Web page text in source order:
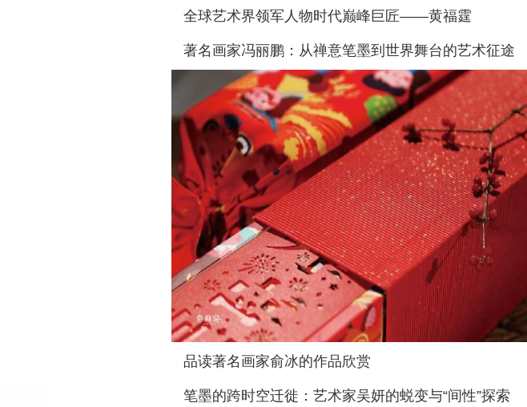
全球艺术界领军人物时代巅峰巨匠——黄福霆
著名画家冯丽鹏：从禅意笔墨到世界舞台的艺术征途
品读著名画家俞冰的作品欣赏
笔墨的跨时空迁徙：艺术家吴妍的蜕变与“间性”探索